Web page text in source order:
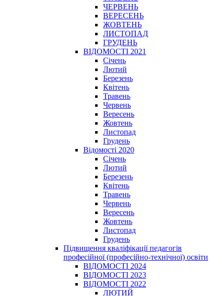
ЧЕРВЕНЬ
ВЕРЕСЕНЬ
ЖОВТЕНЬ
ЛИСТОПАД
ГРУДЕНЬ
ВІДОМОСТІ 2021
Січень
Лютий
Березень
Квітень
Травень
Червень
Вересень
Жовтень
Листопад
Грудень
Відомості 2020
Січень
Лютий
Березень
Квітень
Травень
Червень
Вересень
Жовтень
Листопад
Грудень
Підвищення кваліфікації педагогів
професійної (професійно-технічної) освіти
ВІДОМОСТІ 2024
ВІДОМОСТІ 2023
ВІДОМОСТІ 2022
ЛЮТИЙ